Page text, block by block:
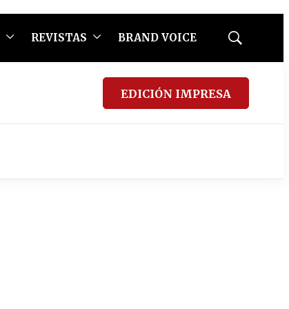
REVISTAS BRAND VOICE
Mostrar
EDICIÓN IMPRESA